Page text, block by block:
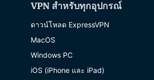
VPN สำหรับทุกอุปกรณ์
ดาวน์โหลด ExpressVPN
MacOS
Windows PC
iOS (iPhone และ iPad)